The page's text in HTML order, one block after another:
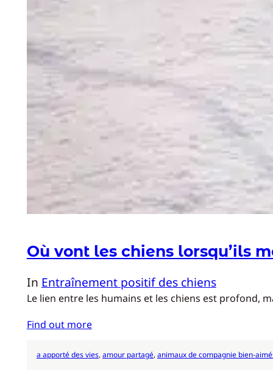
Où vont les chiens lorsqu’ils
In Entraînement positif des chiens
Le lien entre les humains et les chiens est profond,
Find out more
a apporté des vies, amour partagé, animaux de compagnie bien-